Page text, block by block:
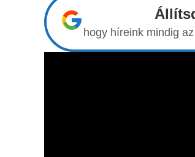
hogy híreink mindig